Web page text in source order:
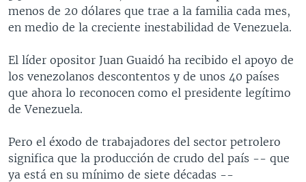
menos de 20 dólares que trae a la familia cada mes,
en medio de la creciente inestabilidad de Venezuela.
El líder opositor Juan Guaidó ha recibido el apoyo de
los venezolanos descontentos y de unos 40 países
que ahora lo reconocen como el presidente legítimo
de Venezuela.
Pero el éxodo de trabajadores del sector petrolero
significa que la producción de crudo del país -- que
ya está en su mínimo de siete décadas --